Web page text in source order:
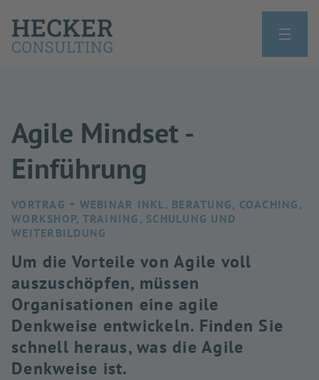
Agile Mindset -
Einführung
VORTRAG + WEBINAR INKL. BERATUNG, COACHING,
WORKSHOP, TRAINING, SCHULUNG UND
WEITERBILDUNG
Um die Vorteile von Agile voll
auszuschöpfen, müssen
Organisationen eine agile
Denkweise entwickeln. Finden Sie
schnell heraus, was die Agile
Denkweise ist.